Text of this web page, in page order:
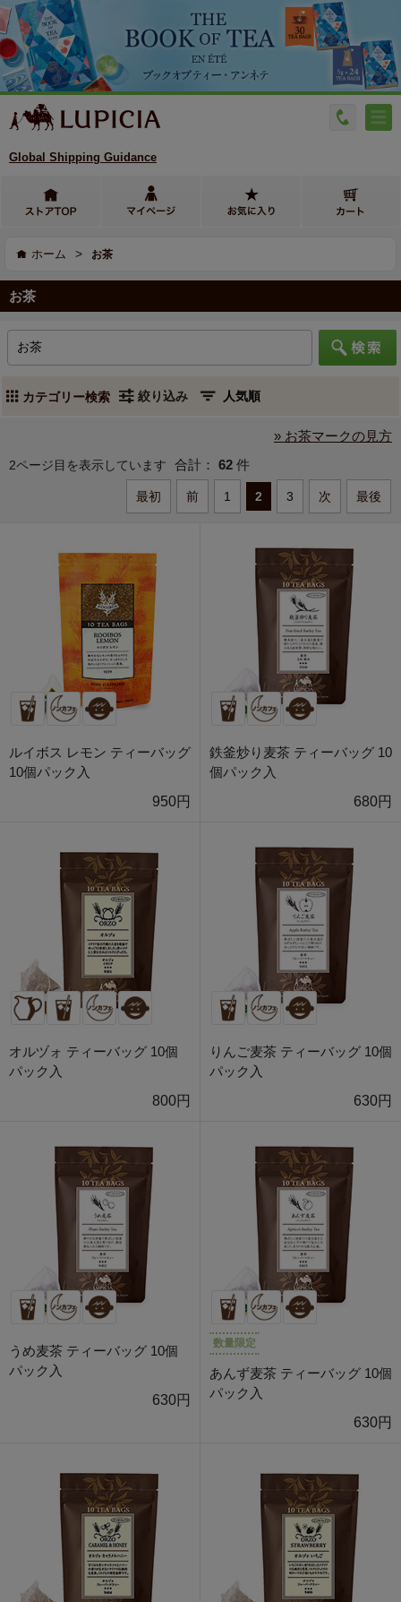
Global Shipping Guidance
ホーム > お茶
お茶
カテゴリー検索 絞り込み
» お茶マークの見方
2ページ目を表示しています 合計： 62 件
最初 前 1 2 3 次 最後
ルイボス レモン ティーバッグ
10個パック入
950円
鉄釜炒り麦茶 ティーバッグ 10
個パック入
680円
オルヅォ ティーバッグ 10個
パック入
800円
りんご麦茶 ティーバッグ 10個
パック入
630円
うめ麦茶 ティーバッグ 10個
パック入
630円
数量限定
あんず麦茶 ティーバッグ 10個
パック入
630円